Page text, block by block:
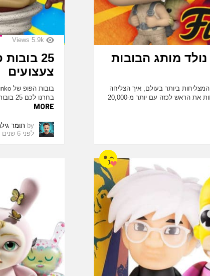
מותג הבובות
ביותר בעולם, איך הצליחה
חברת Funko להפוך ממותג קטן עם ליין בובות שמזיזות את הראש לכזה עם יותר מ-20,000
5.9k
Views
25
צעצועים
בחרנו לכם 25 בובות פופ נדירות שסביר להניח שלא תמצאו אותן בקלות בחנויות הצעצועים.
MORE
by תומר
לפני 6 שנים